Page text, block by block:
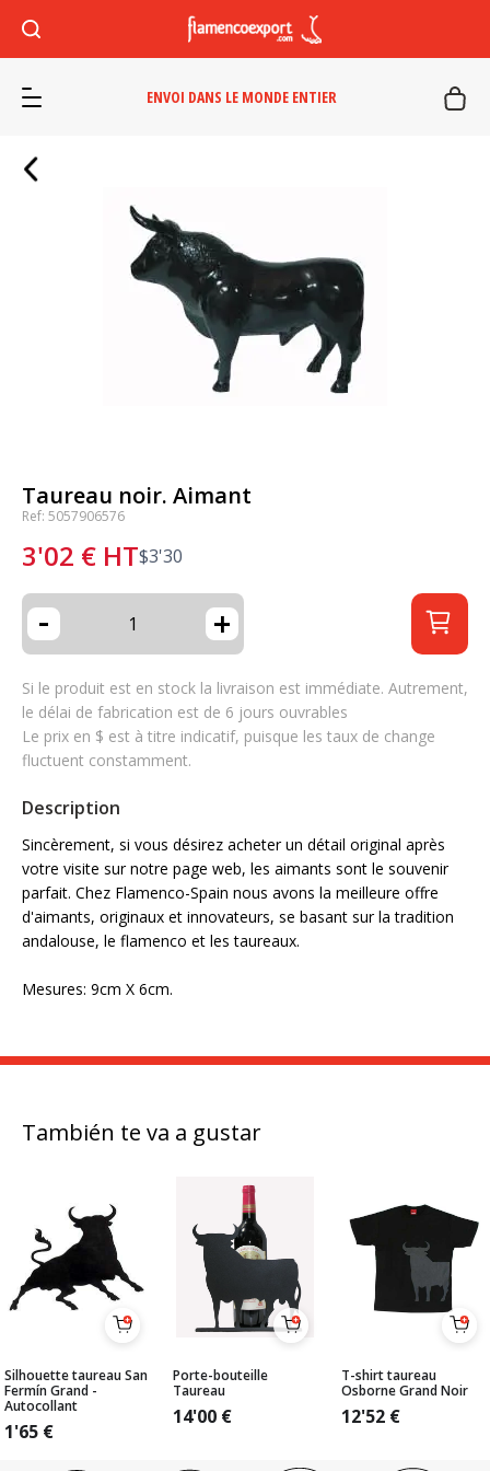
ENVOI DANS LE MONDE ENTIER
Taureau noir. Aimant
Ref: 5057906576
3'02 € HT$3'30
- +
Si le produit est en stock la livraison est immédiate. Autrement,
le délai de fabrication est de 6 jours ouvrables
Le prix en $ est à titre indicatif, puisque les taux de change
fluctuent constamment.
Description
Sincèrement, si vous désirez acheter un détail original après
votre visite sur notre page web, les aimants sont le souvenir
parfait. Chez Flamenco-Spain nous avons la meilleure offre
d'aimants, originaux et innovateurs, se basant sur la tradition
andalouse, le flamenco et les taureaux.
Mesures: 9cm X 6cm.
También te va a gustar
Silhouette taureau San
Fermín Grand -
Autocollant
1'65 €
Porte-bouteille
Taureau
14'00 €
T-shirt taureau
Osborne Grand Noir
12'52 €